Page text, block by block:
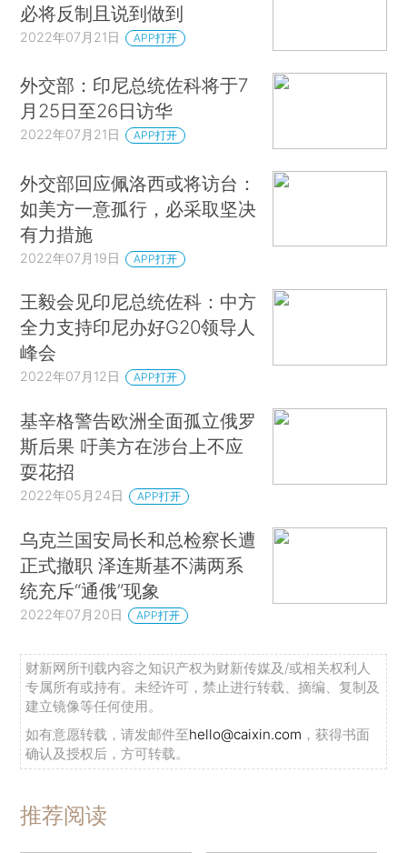
必将反制且说到做到
2022年07月21日 APP打开
外交部：印尼总统佐科将于7
月25日至26日访华
2022年07月21日 APP打开
外交部回应佩洛西或将访台：
如美方一意孤行，必采取坚决
有力措施
2022年07月19日 APP打开
王毅会见印尼总统佐科：中方
全力支持印尼办好G20领导人
峰会
2022年07月12日 APP打开
基辛格警告欧洲全面孤立俄罗
斯后果 吁美方在涉台上不应
耍花招
2022年05月24日 APP打开
乌克兰国安局长和总检察长遭
正式撤职 泽连斯基不满两系
统充斥“通俄”现象
2022年07月20日 APP打开
财新网所刊载内容之知识产权为财新传媒及/或相关权利人
专属所有或持有。未经许可，禁止进行转载、摘编、复制及
建立镜像等任何使用。
如有意愿转载，请发邮件至hello@caixin.com ，获得书面
确认及授权后，方可转载。
推荐阅读